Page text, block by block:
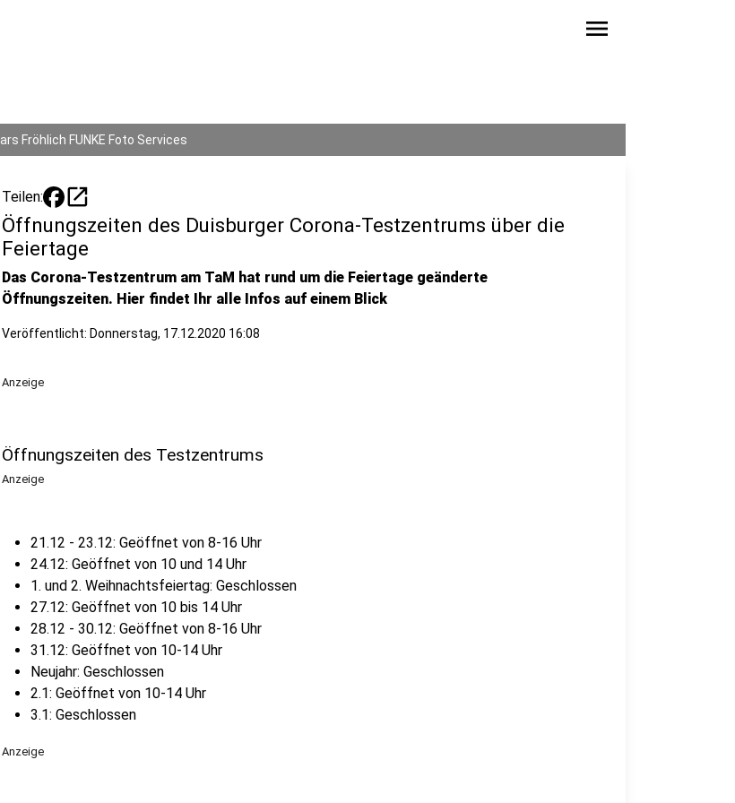
menu
Lars Fröhlich FUNKE Foto Services
Teilen: open_in_new
Öffnungszeiten des Duisburger Corona-Testzentrums über die
Feiertage
Das Corona-Testzentrum am TaM hat rund um die Feiertage geänderte
Öffnungszeiten. Hier findet Ihr alle Infos auf einem Blick
Veröffentlicht: Donnerstag, 17.12.2020 16:08
Anzeige
Öffnungszeiten des Testzentrums
Anzeige
21.12 - 23.12: Geöffnet von 8-16 Uhr
24.12: Geöffnet von 10 und 14 Uhr
1. und 2. Weihnachtsfeiertag: Geschlossen
27.12: Geöffnet von 10 bis 14 Uhr
28.12 - 30.12: Geöffnet von 8-16 Uhr
31.12: Geöffnet von 10-14 Uhr
Neujahr: Geschlossen
2.1: Geöffnet von 10-14 Uhr
3.1: Geschlossen
Anzeige